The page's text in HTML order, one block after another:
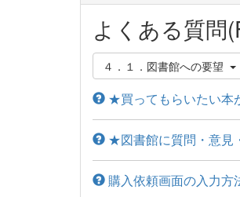
よくある質問
４．１．図書館への要望
★買ってもらいたい本
★図書館に質問・意見
購入依頼画面の入力方